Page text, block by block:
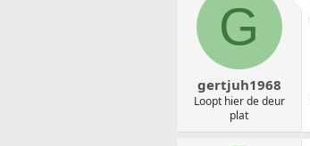
G
gertjuh1968
Loopt hier de deur
plat